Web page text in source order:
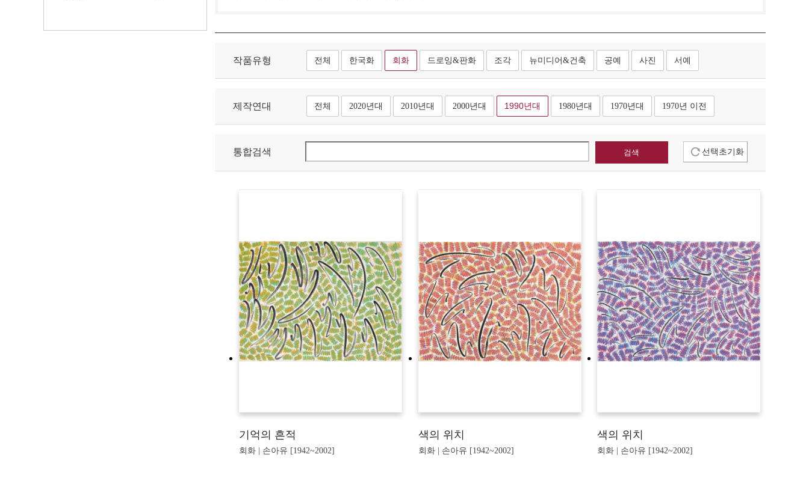
작품유형 전체 한국화 회화 드로잉&판화 조각 뉴미디어&건축 공예 사진 서예
제작연대 전체 2020년대 2010년대 2000년대 1990년대 1980년대 1970년대 1970년 이전
통합검색 선택초기화
기억의 흔적
회화 | 손아유 [1942~2002]
색의 위치
회화 | 손아유 [1942~2002]
색의 위치
회화 | 손아유 [1942~2002]